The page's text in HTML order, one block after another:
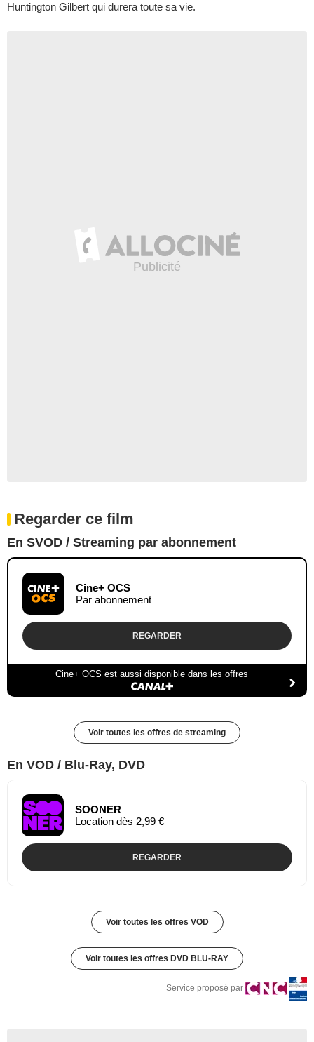
Huntington Gilbert qui durera toute sa vie.
Regarder ce film
En SVOD / Streaming par abonnement
Cine+ OCS
Par abonnement
REGARDER
Cine+ OCS est aussi disponible dans les offres
Voir toutes les offres de streaming
En VOD / Blu-Ray, DVD
SOONER
Location dès 2,99 €
REGARDER
Voir toutes les offres VOD
Voir toutes les offres DVD BLU-RAY
Service proposé par